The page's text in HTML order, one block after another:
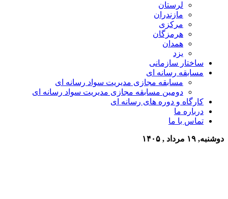
لرستان
مازندران
مرکزی
هرمزگان
همدان
یزد
ساختار سازمانی
مسابقه رسانه ای
مسابقه مجازی مدیریت سواد رسانه ای
دومین مسابقه مجازی مدیریت سواد رسانه ای
کارگاه و دوره های رسانه ای
درباره ما
تماس با ما
دوشنبه, ۱۹ مرداد , ۱۴۰۵